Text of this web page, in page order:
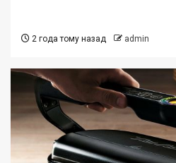
2 года тому назад admin